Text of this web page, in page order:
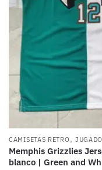
CAMISETAS RETRO ,
Memphis Grizzlies
blanco | Green and